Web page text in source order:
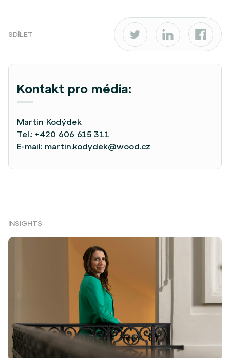
SDÍLET
Kontakt pro média:
Martin Kodýdek
Tel.: +420 606 615 311
E-mail: martin.kodydek@wood.cz
INSIGHTS